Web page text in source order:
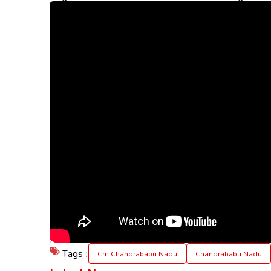
Tags : Cm Chandrababu Nadu Chandrababu Nadu